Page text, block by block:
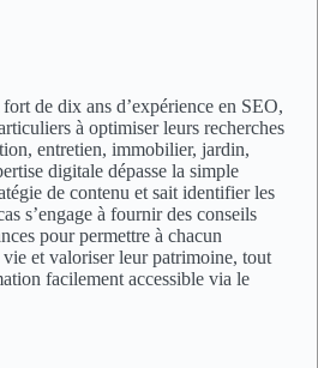
de dix ans d’expérience en SEO,
à optimiser leurs recherches
entretien, immobilier, jardin,
digitale dépasse la simple
de contenu et sait identifier les
s’engage à fournir des conseils
pour permettre à chacun
vie et valoriser leur patrimoine, tout
facilement accessible via le